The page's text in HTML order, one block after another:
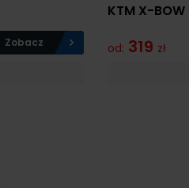
Zobacz
KTM X-BOW
od: 319 zł